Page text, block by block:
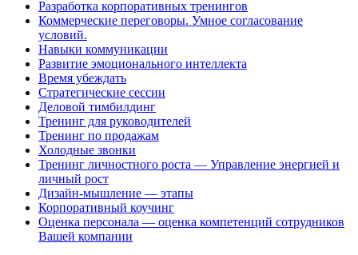
Разработка корпоративных тренингов
Коммерческие переговоры. Умное согласование
условий.
Навыки коммуникации
Развитие эмоционального интеллекта
Время убеждать
Стратегические сессии
Деловой тимбилдинг
Тренинг для руководителей
Тренинг по продажам
Холодные звонки
Тренинг личностного роста — Управление энергией и
личный рост
Дизайн-мышление — этапы
Корпоративный коучинг
Оценка персонала — оценка компетенций сотрудников
Вашей компании